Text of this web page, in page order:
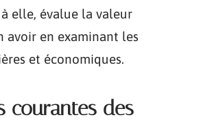
elle, évalue la valeur
avoir en examinant les
et économiques.
courantes des